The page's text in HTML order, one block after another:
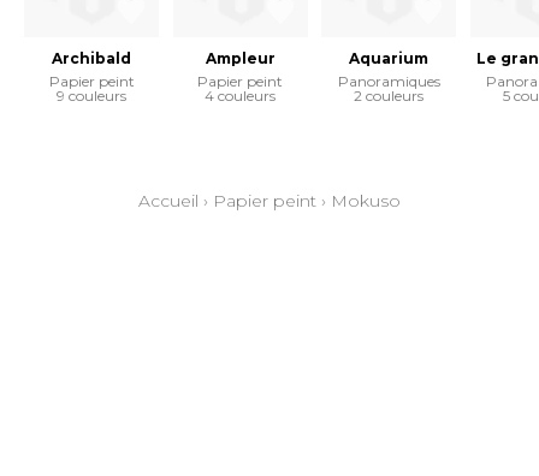
Archibald
Papier peint
9 couleurs
Ampleur
Papier peint
4 couleurs
Aquarium
Panoramiques
2 couleurs
Le
5
Accueil › Papier peint › Mokuso